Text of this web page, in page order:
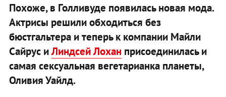
Похоже, в Голливуде появилась новая мода.
Актрисы решили обходиться без
бюстгальтера и теперь к компании Майли
Сайрус иЛиндсей Лохан присоединилась и
самая сексуальная вегетарианка планеты,
Оливия Уайлд.